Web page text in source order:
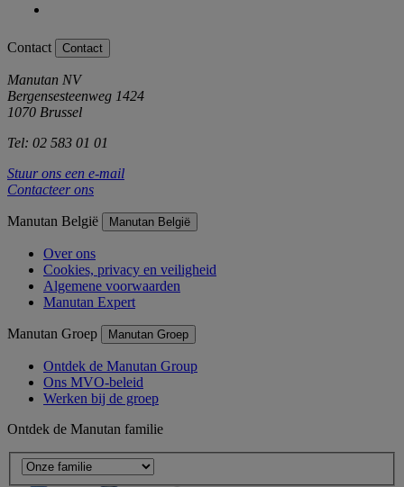
Contact Contact
Manutan NV
Bergensesteenweg 1424
1070 Brussel
Tel: 02 583 01 01
Stuur ons een e-mail
Contacteer ons
Manutan België Manutan België
Over ons
Cookies, privacy en veiligheid
Algemene voorwaarden
Manutan Expert
Manutan Groep Manutan Groep
Ontdek de Manutan Group
Ons MVO-beleid
Werken bij de groep
Ontdek de Manutan familie